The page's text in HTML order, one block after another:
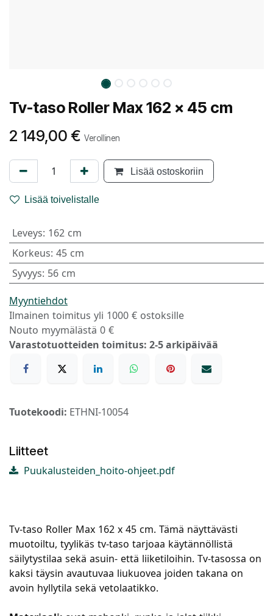
Tv-taso Roller Max 162 x 45 cm
2 149,00 € Verollinen
Lisää ostoskoriin
Lisää toivelistalle
Leveys: 162 cm
Korkeus: 45 cm
Syvyys: 56 cm
Myyntiehdot
Ilmainen toimitus yli 1000 € ostoksille
Nouto myymälästä 0 €
Varastotuotteiden toimitus: 2-5 arkipäivää
Tuotekoodi: ETHNI-10054
Liitteet
Puukalusteiden_hoito-ohjeet.pdf
Tv-taso Roller Max 162 x 45 cm. Tämä näyttävästi
muotoiltu, tyylikäs tv-taso tarjoaa käytännöllistä
säilytystilaa sekä asuin- että liiketiloihin. Tv-tasossa on
kaksi täysin avautuvaa liukuovea joiden takana on
avoin hyllytila sekä vetolaatikko.